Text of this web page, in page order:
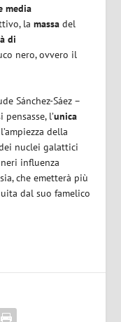
media
lamassa del
di
nero, ovvero il
Sánchez-Sáez –
l’unica
della
nuclei galattici
influenza
che emetterà più
dal suo famelico